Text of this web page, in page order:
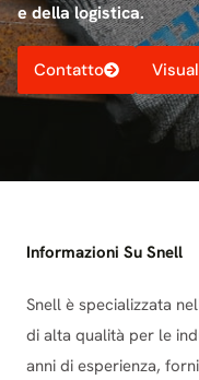
e della logistica.
Contatto
Informazioni Su Snell
Snell è specializzata
di alta qualità per le
anni di esperienza,